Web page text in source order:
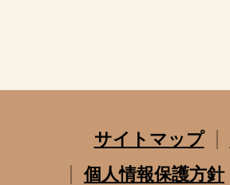
サイトマップ
個人情報保護方針